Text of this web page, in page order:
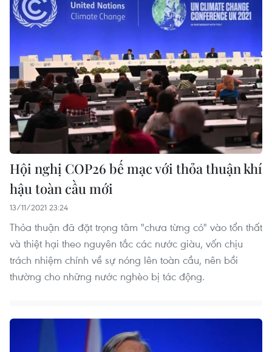
Hội nghị COP26 bế mạc với thỏa thuận khí
hậu toàn cầu mới
13/11/2021 23:24
Thỏa thuận đã đặt trọng tâm "chưa từng có" vào tổn thất
và thiệt hại theo nguyên tắc các nước giàu, vốn chịu
trách nhiệm chính về sự nóng lên toàn cầu, nên bồi
thường cho những nước nghèo bị tác động.